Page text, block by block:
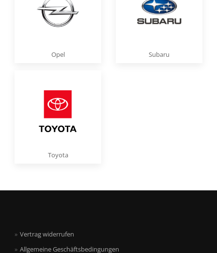
Opel Subaru
Toyota
Vertrag widerrufen
Allgemeine Geschäftsbedingungen